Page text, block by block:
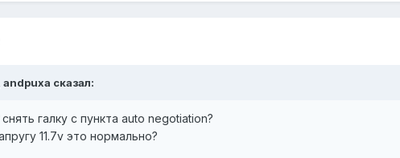
сказал:
галку с пункта auto negotiation?
11.7v это нормально?